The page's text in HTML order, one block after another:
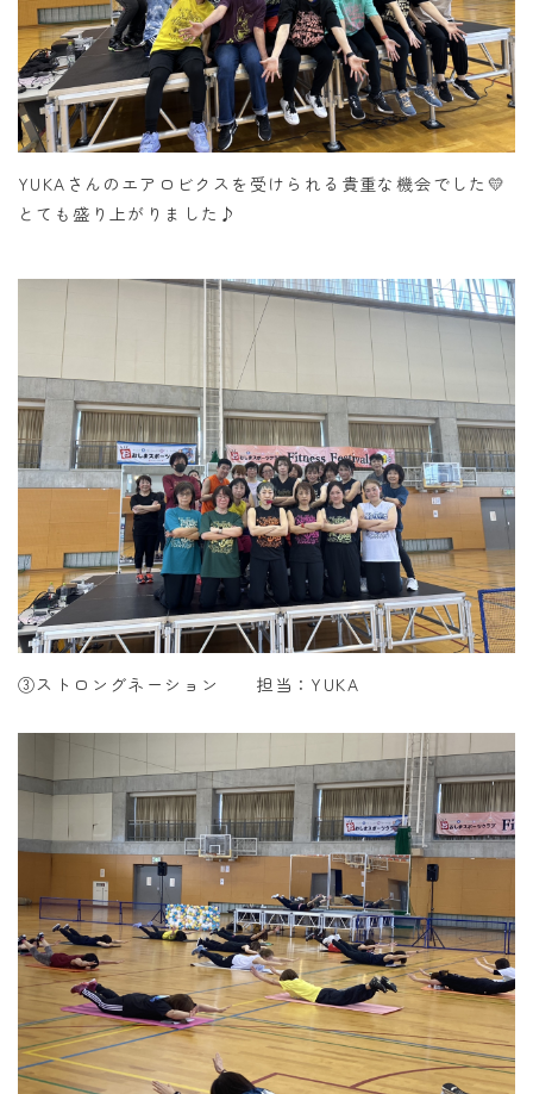
YUKAさんのエアロビクスを受けられる貴重な機会でした💛
とても盛り上がりました♪
③ストロングネーション 担当：YUKA